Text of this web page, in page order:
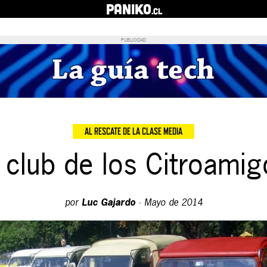
PANIKO.cl
PUBLICIDAD
AL RESCATE DE LA CLASE MEDIA
de los
por Luc Gajardo· Mayo de 2014